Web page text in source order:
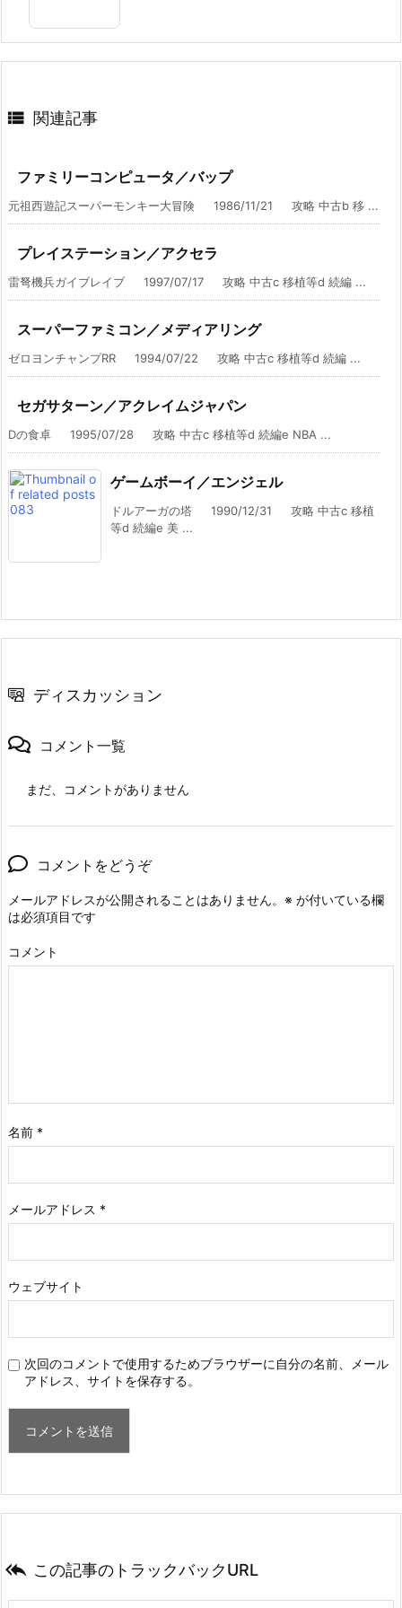
 関連記事
ファミリーコンピュータ／バップ
元祖西遊記スーパーモンキー大冒険 1986/11/21 攻略 中古b 移 ...
プレイステーション／アクセラ
雷弩機兵ガイブレイブ 1997/07/17 攻略 中古c 移植等d 続編 ...
スーパーファミコン／メディアリング
ゼロヨンチャンプRR 1994/07/22 攻略 中古c 移植等d 続編 ...
セガサターン／アクレイムジャパン
Dの食卓 1995/07/28 攻略 中古c 移植等d 続編e NBA ...
ゲームボーイ／エンジェル
ドルアーガの塔 1990/12/31 攻略 中古c 移植
等d 続編e 美 ...
ディスカッション
コメント一覧
まだ、コメントがありません
コメントをどうぞ
メールアドレスが公開されることはありません。 ※ が付いている欄
は必須項目です
コメント
名前 *
メールアドレス *
ウェブサイト
次回のコメントで使用するためブラウザーに自分の名前、メール
アドレス、サイトを保存する。
 この記事のトラックバックURL